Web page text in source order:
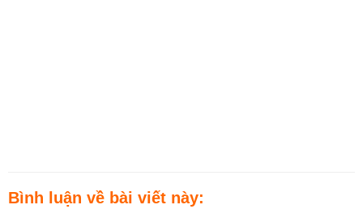
Bình luận về bài viết này: